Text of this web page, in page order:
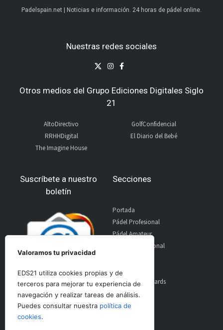
Padelspain.net | Noticias e información. 24 horas de pádel online.
Nuestras redes sociales
Otros medios del Grupo Ediciones Digitales Siglo
21
AltoDirectivo
RRHHDigital
The Imagine House
GolfConfidencial
El Diario del Bebé
Suscríbete a nuestro
boletín
Secciones
Portada
Pádel Profesional
Pádel Amateur
Pádel Internacional
Material
World Padel Awards
Contacto
Publicidad
Valoramos tu privacidad
EDS21 utiliza cookies propias y de
terceros para mejorar tu experiencia de
navegación y realizar tareas de análisis.
Puedes consultar nuestra política de
cookies.